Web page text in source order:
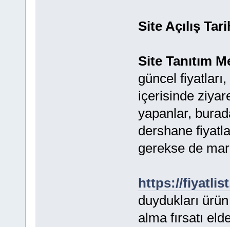
Site Açılış
Site Tanıtım
güncel
içerisinde
yapanlar,
dershane
gerekse de
https://
duydukları
alma fırsatı